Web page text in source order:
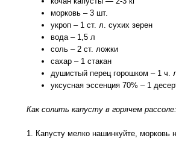
морковь – 3 шт.
укроп – 1 ст. л. сухих зерен
вода – 1,5 л
соль – 2 ст. ложки
сахар – 1 стакан
душистый перец горошком – 1 ч.
уксусная эссенция 70% – 1
Как солить капусту в горячем рассоле:
1. Капусту мелко нашинкуйте, морковь